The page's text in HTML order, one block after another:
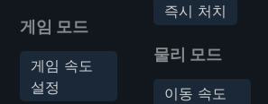
게임 모드
게임 속도
설정
즉시 처치
물리 모드
이동 속도